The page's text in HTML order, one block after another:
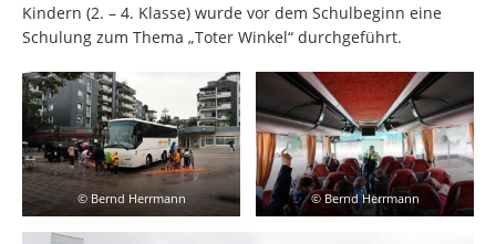
Kindern (2. – 4. Klasse) wurde vor dem Schulbeginn eine
Schulung zum Thema „Toter Winkel“ durchgeführt.
© Bernd Herrmann © Bernd Herrmann